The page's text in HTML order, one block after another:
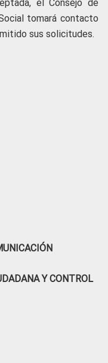
el Consejo de
tomará contacto
sus solicitudes.
Y CONTROL